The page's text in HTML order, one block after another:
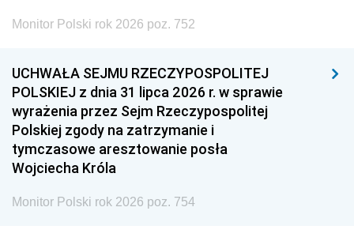
Monitor Polski rok 2026 poz. 752
UCHWAŁA SEJMU RZECZYPOSPOLITEJ
POLSKIEJ z dnia 31 lipca 2026 r. w sprawie
wyrażenia przez Sejm Rzeczypospolitej
Polskiej zgody na zatrzymanie i
tymczasowe aresztowanie posła
Wojciecha Króla
Monitor Polski rok 2026 poz. 754